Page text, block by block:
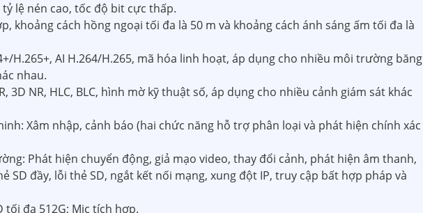
tỷ lệ nén cao, tốc độ bit cực thấp.
khoảng cách hồng ngoại tối đa là 50 m và khoảng cách ánh sáng ấm tối đa là
H.265+, AI H.264/H.265, mã hóa linh hoạt, áp dụng cho nhiều môi trường băng
nhau.
3D NR, HLC, BLC, hình mờ kỹ thuật số, áp dụng cho nhiều cảnh giám sát khác
Xâm nhập, cảnh báo (hai chức năng hỗ trợ phân loại và phát hiện chính xác
Phát hiện chuyển động, giả mạo video, thay đổi cảnh, phát hiện âm thanh,
SD đầy, lỗi thẻ SD, ngắt kết nối mạng, xung đột IP, truy cập bất hợp pháp và
tối đa 512G; Mic tích hợp.